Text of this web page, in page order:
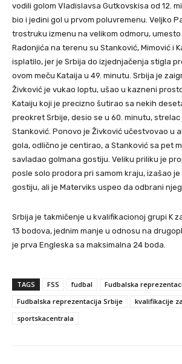
vodili golom Vladislavsa Gutkovskisa od 12.
bio i jedini gol u prvom poluvremenu. Veljko
trostruku izmenu na velikom odmoru, umesto
Radonjića na terenu su Stanković, Mimović i
isplatilo, jer je Srbija do izjednjačenja stigla
ovom meču Kataija u 49. minutu. Srbija je
Živković je vukao loptu, ušao u kazneni
Kataiju koji je precizno šutirao sa nekih
preokret Srbije, desio se u 60. minutu,
Stanković. Ponovo je Živković učestvovao u
gola, odlično je centirao, a Stanković sa pet
savladao golmana gostiju. Veliku priliku je
posle solo prodora pri samom kraju, izašao
gostiju, ali je Materviks uspeo da odbrani
Srbija je takmičenje u kvalifikacionoj grupi K
13 bodova, jednim manje u odnosu na
je prva Engleska sa maksimalna 24 boda.
TAGS FSS fudbal
Fudbalska
Fudbalska reprezentacija Srbije
kvalifikacije
sportskacentrala